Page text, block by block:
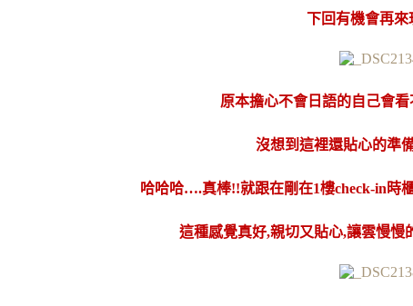
下回有機會再來
原本擔心不會日語的自己會
沒想到這裡還貼心的準
哈哈哈….真棒!!就跟在剛在1樓check-in時
這種感覺真好,親切又貼心,讓雲慢慢